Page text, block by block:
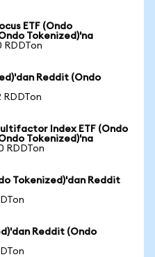
ETF (Ondo
Tokenized)'na
RDDTon
Reddit (Ondo
Index ETF (Ondo
Tokenized)'na
RDDTon
Tokenized)'dan Reddit
Reddit (Ondo